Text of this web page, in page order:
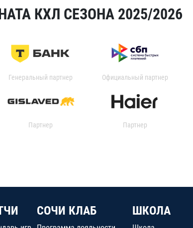
КХЛ СЕЗОНА 2025/2026
Генеральный партнер Официальный партнер
Партнер Партнер
СОЧИ КЛАБ ШКОЛА